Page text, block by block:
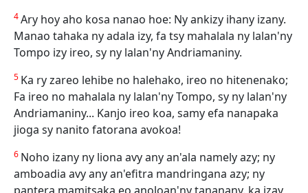
4Ary hoy aho kosa nanao hoe: Ny ankizy ihany izany.
Manao tahaka ny adala izy, fa tsy mahalala ny lalan'ny
Tompo izy ireo, sy ny lalan'ny Andriamaniny.
5 Ka ry zareo lehibe no halehako, ireo no hitenenako;
Fa ireo no mahalala ny lalan'ny Tompo, sy ny lalan'ny
Andriamaniny... Kanjo ireo koa, samy efa nanapaka
jioga sy nanito fatorana avokoa!
6 Noho izany ny liona avy any an'ala namely azy; ny
amboadia avy any an'efitra mandringana azy; ny